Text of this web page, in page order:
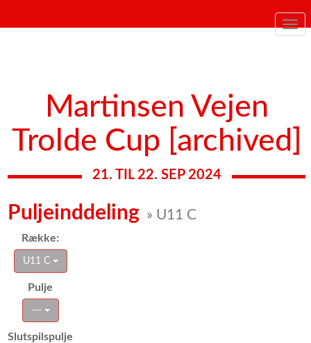
Martinsen Vejen
Trolde Cup [archived]
21. TIL 22. SEP 2024
Puljeinddeling » U11 C
Række:
U11 C
Pulje
---
Slutspilspulje